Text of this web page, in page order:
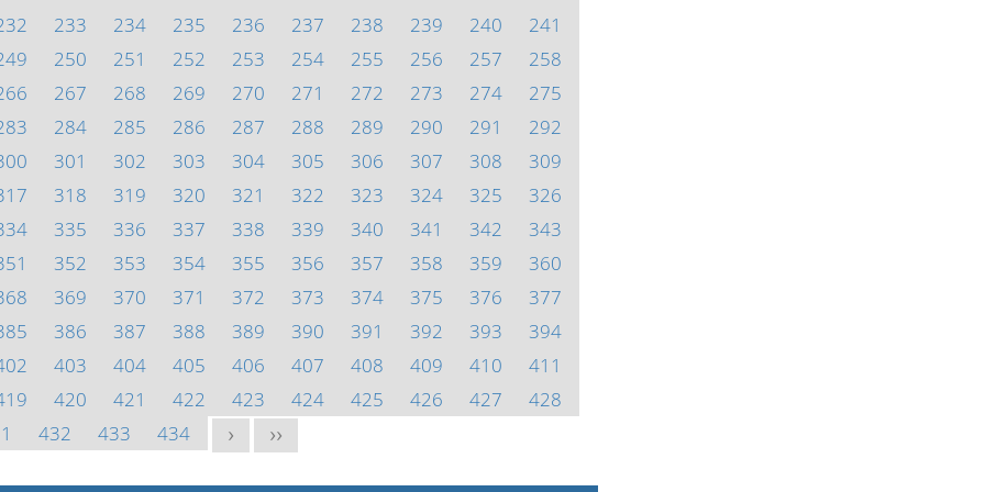
233 234 235 236 237 238 239 240
241
250 251 252 253 254 255 256 257
258
267 268 269 270 271 272 273 274
275
284 285 286 287 288 289 290 291
292
301 302 303 304 305 306 307 308
309
318 319 320 321 322 323 324 325
326
335 336 337 338 339 340 341 342
343
352 353 354 355 356 357 358 359
360
369 370 371 372 373 374 375 376
377
386 387 388 389 390 391 392 393
394
403 404 405 406 407 408 409 410
411
420 421 422 423 424 425 426 427
428
432 433 434 > >>